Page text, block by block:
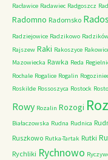
Racławice Radawiec Radgoszcz
Radomno Radomsko
Radziejowice Radzikowo
Rajszew Raki Rakoszyce
Mazowiecka Rawka Reda
Rochale Rogalice Rogalin
Roskilde Rossoszyca Rostock
Rowy Rozalin Rozogi
Białaczowska Rudna Rudnica
Ruszkowo Rutka-Tartak Rutki
Rychliki Rychnowo